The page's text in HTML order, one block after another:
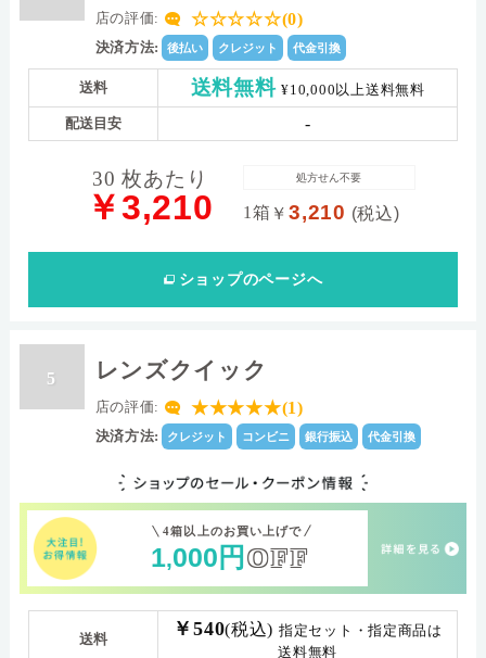
店の評価: ☆☆☆☆☆(0)
決済方法: 後払い クレジット 代金引換
送料 送料無料 ¥10,000以上送料無料
配送目安 -
30 枚あたり
￥3,210 1箱 ￥3,210 (税込)
処方せん不要
ショップのページへ
5 レンズクイック
店の評価: ★★★★★(1)
決済方法: クレジット コンビニ 銀行振込 代金引換
4箱以上のお買い上げで
1,000 円 OFF
送料 ￥540(税込) 指定セット・指定商品は
送料無料